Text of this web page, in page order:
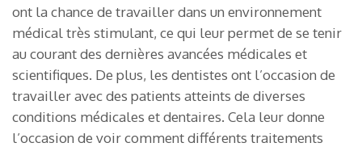
ont la chance de travailler dans un environnement
médical très stimulant, ce qui leur permet de se tenir
au courant des dernières avancées médicales et
scientifiques. De plus, les dentistes ont l’occasion de
travailler avec des patients atteints de diverses
conditions médicales et dentaires. Cela leur donne
l’occasion de voir comment différents traitements